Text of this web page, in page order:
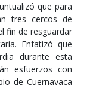
que para
tres cercos de
fin de resguardar
Enfatizó que
durante esta
esfuerzos con
de Cuernavaca